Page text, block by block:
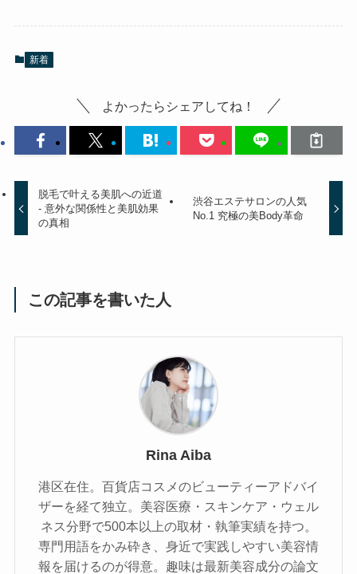
新着
よかったらシェアしてね！
脱毛で叶える美肌への近道
- 意外な関係性と美肌効果
の真相
渋谷エステサロンの人気
No.1 究極の美Body革命
この記事を書いた人
Rina Aiba
港区在住。百貨店コスメのビューティーアドバイ
ザーを経て独立。美容医療・スキンケア・ウェル
ネス分野で500本以上の取材・執筆実績を持つ。
専門用語をかみ砕き、⾝近で実践しやすい美容情
報を届けるのが得意。趣味は最新美容成分の論文